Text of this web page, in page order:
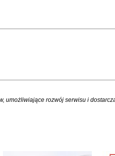
umożliwiające rozwój serwisu i